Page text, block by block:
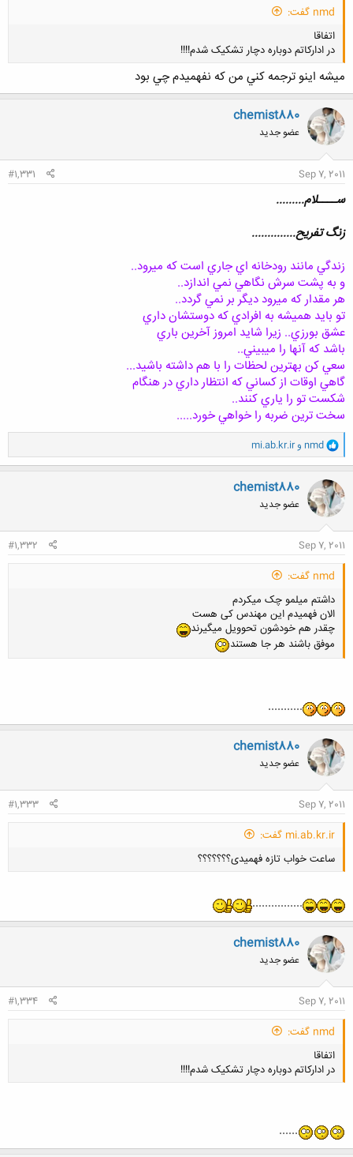
nmd گفت:
اتفاقا
در ادارکاتم دوباره دچار تشکیک شدم!!!!
ميشه اينو ترجمه كني من كه نفهميدم چي بود
chemist880
عضو جدید
Sep 7, 2011
#1,331
ســــلام.........
زنگ تفریح..............
زندگي مانند رودخانه اي جاري است كه ميرود..
و به پشت سرش نگاهي نمي اندازد..
هر مقدار كه ميرود ديگر بر نمي گردد..
تو بايد هميشه به افرادي كه دوستشان داري
عشق بورزي.. زيرا شايد امروز آخرين باري
باشد كه آنها را ميبيني..
سعي كن بهترين لحظات را با هم داشته باشيد...
گاهي اوقات از كساني كه انتظار داري در هنگام
شكست تو را ياري كنند..
سخت ترين ضربه را خواهي خورد.....
و
ا
ک
ن
ش
ه
ا
nmd وmi.ab.kr.ir
chemist880
عضو جدید
Sep 7, 2011
#1,332
nmd گفت:
داشتم میلمو چک میکردم
الان فهمیدم این مهندس کی هست
چقدر هم خودشون تحوویل میگیرند
موفق باشند هر جا هستند
...........
chemist880
عضو جدید
Sep 7, 2011
#1,333
mi.ab.kr.ir گفت:
ساعت خواب تازه فهمیدی؟؟؟؟؟؟؟
................
chemist880
عضو جدید
Sep 7, 2011
#1,334
nmd گفت:
اتفاقا
در ادارکاتم دوباره دچار تشکیک شدم!!!!
......